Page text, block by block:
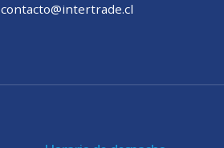
contacto@intertrade.cl